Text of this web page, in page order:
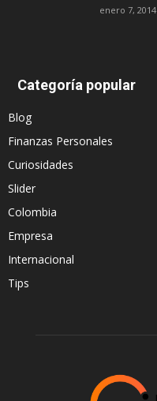
enero 7, 2014
Categoría popular
Blog
Finanzas Personales
Curiosidades
Slider
Colombia
Empresa
Internacional
Tips